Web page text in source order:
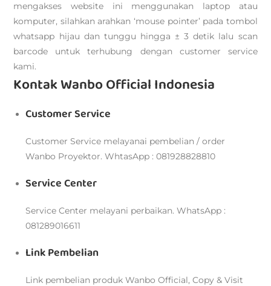
mengakses website ini menggunakan laptop atau
komputer, silahkan arahkan ‘mouse pointer’ pada tombol
whatsapp hijau dan tunggu hingga ± 3 detik lalu scan
barcode untuk terhubung dengan customer service
kami.
Kontak Wanbo Official Indonesia
Customer Service
Customer Service melayanai pembelian / order
Wanbo Proyektor. WhtasApp : 081928828810
Service Center
Service Center melayani perbaikan. WhatsApp :
081289016611
Link Pembelian
Link pembelian produk Wanbo Official, Copy & Visit